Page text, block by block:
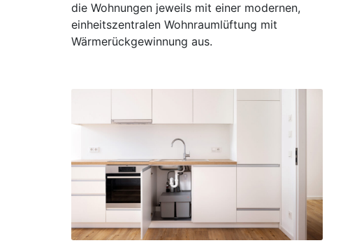
die Wohnungen jeweils mit einer modernen,
einheitszentralen Wohnraumlüftung mit
Wärmerückgewinnung aus.